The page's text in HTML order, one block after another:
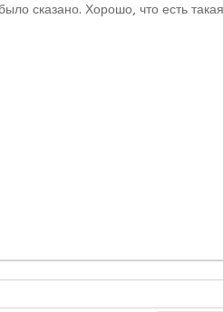
сказано. Хорошо, что есть